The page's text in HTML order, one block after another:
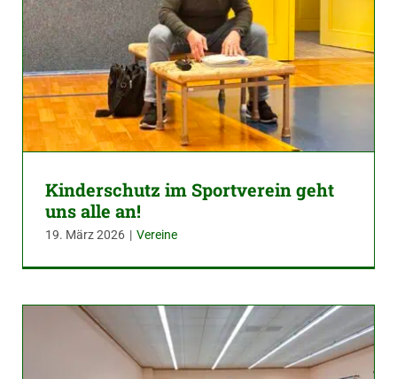
Kinderschutz im Sportverein geht
uns alle an!
19. März 2026 | Vereine